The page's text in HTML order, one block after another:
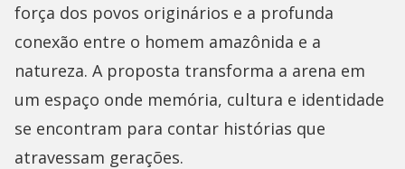
força dos povos originários e a profunda
conexão entre o homem amazônida e a
natureza. A proposta transforma a arena em
um espaço onde memória, cultura e identidade
se encontram para contar histórias que
atravessam gerações.